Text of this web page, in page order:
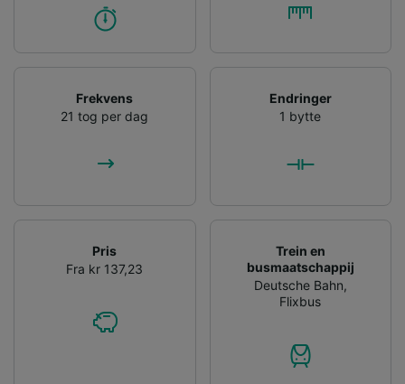
Frekvens
21 tog per dag
Endringer
1 bytte
Pris
Fra kr 137,23
Trein en
busmaatschappij
Deutsche Bahn,
Flixbus